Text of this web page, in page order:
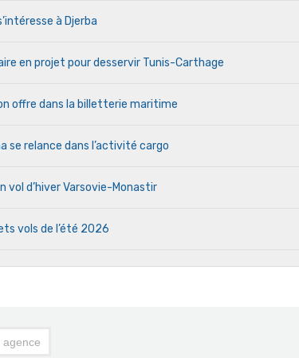
à Djerba
en projet pour desservir Tunis-Carthage
offre dans la billetterie maritime
se relance dans l’activité cargo
vol d’hiver Varsovie-Monastir
vols de l’été 2026
pour favoriser la vente directe